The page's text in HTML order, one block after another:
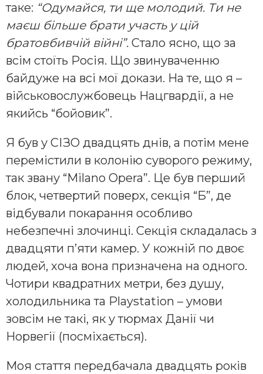
таке: “Одумайся, ти ще молодий. Ти не
маєш більше брати участь у цій
братовбивчій війні”. Стало ясно, що за
всім стоїть Росія. Що звинуваченню
байдуже на всі мої докази. На те, що я –
військовослужбовець Нацгвардії, а не
якийсь “бойовик”.
Я був у СІЗО двадцять днів, а потім мене
перемістили в колонію суворого режиму,
так звану “Milano Opera”. Це був перший
блок, четвертий поверх, секція “Б”, де
відбували покарання особливо
небезпечні злочинці. Секція складалась з
двадцяти п’яти камер. У кожній по двоє
людей, хоча вона призначена на одного.
Чотири квадратних метри, без душу,
холодильника та Playstation – умови
зовсім не такі, як у тюрмах Данії чи
Норвегії (посміхається).
Моя стаття передбачала двадцять років